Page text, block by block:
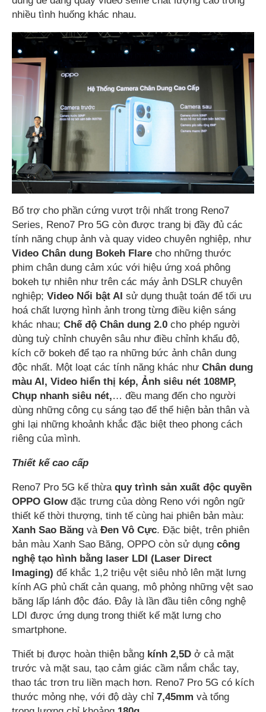
nhiều tình huống khác nhau.
Bổ trợ cho phần cứng vượt trội nhất trong Reno7
Series, Reno7 Pro 5G còn được trang bị đầy đủ các
tính năng chụp ảnh và quay video chuyên nghiệp, như
Video Chân dung Bokeh Flare cho những thước
phim chân dung cảm xúc với hiệu ứng xoá phông
bokeh tự nhiên như trên các máy ảnh DSLR chuyên
nghiệp; Video Nổi bật AI sử dụng thuật toán để tối ưu
hoá chất lượng hình ảnh trong từng điều kiện sáng
khác nhau; Chế độ Chân dung 2.0 cho phép người
dùng tuỳ chỉnh chuyên sâu như điều chỉnh khẩu độ,
kích cỡ bokeh để tạo ra những bức ảnh chân dung
độc nhất. Một loạt các tính năng khác như Chân dung
màu AI, Video hiển thị kép, Ảnh siêu nét 108MP,
Chụp nhanh siêu nét,… đều mang đến cho người
dùng những công cụ sáng tạo để thể hiện bản thân và
ghi lại những khoảnh khắc đặc biệt theo phong cách
riêng của mình.
Thiết kế cao cấp
Reno7 Pro 5G kế thừa quy trình sản xuất độc quyền
OPPO Glowđặc trưng của dòng Reno với ngôn ngữ
thiết kế thời thượng, tinh tế cùng hai phiên bản màu:
Xanh Sao Băng và Đen Vô Cực. Đặc biệt, trên phiên
bản màu Xanh Sao Băng, OPPO còn sử dụng công
nghệ tạo hình bằng laser LDI (Laser Direct
Imaging) để khắc 1,2 triệu vệt siêu nhỏ lên mặt lưng
kính AG phủ chất cản quang, mô phỏng những vệt sao
băng lấp lánh độc đáo. Đây là lần đầu tiên công nghệ
LDI được ứng dụng trong thiết kế mặt lưng cho
smartphone.
Thiết bị được hoàn thiện bằng kính 2,5D ở cả mặt
trước và mặt sau, tạo cảm giác cầm nắm chắc tay,
thao tác trơn tru liền mạch hơn. Reno7 Pro 5G có kích
thước mỏng nhẹ, với độ dày chỉ 7,45mm và tổng